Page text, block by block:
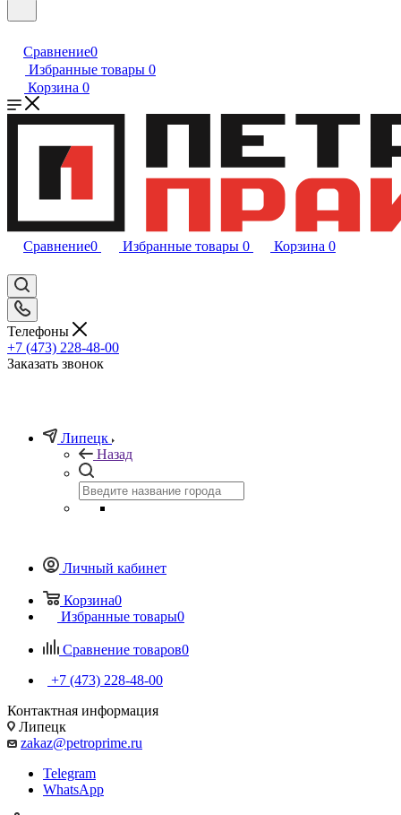
Сравнение0
Избранные товары 0
Корзина 0
Сравнение0 Избранные товары 0 Корзина 0
Телефоны
+7 (473) 228-48-00
Заказать звонок
Липецк
Назад
Личный кабинет
Корзина0
Избранные товары0
Сравнение товаров0
+7 (473) 228-48-00
Контактная информация
Липецк
zakaz@petroprime.ru
Telegram
WhatsApp